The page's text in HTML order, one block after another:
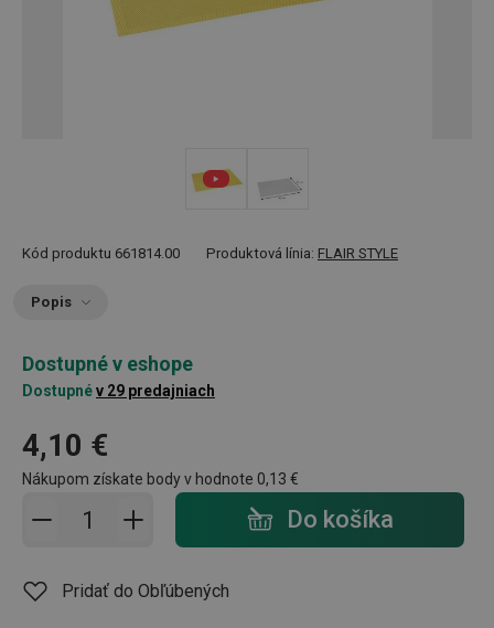
Kód produktu 661814.00 Produktová línia: FLAIR STYLE
Popis
Dostupné v eshope
Dostupnév 29 predajniach
4,10 €
Nákupom získate body v hodnote 0,13 €
Pridať do košíka - počet Do košíka
Pridať do Obľúbených